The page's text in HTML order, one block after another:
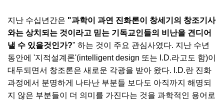
지난 수십년간은 "과학이 과연 진화론이 창세기의 창조기사
와는 상치되는 것이라고 믿는 기독교인들의 비난을 견디어
낼 수 있을것인가?" 하는 것이 주요 관심사였다. 지난 수년
동안에 '지적설계론'(intelligent design 또는 I.D.라고도 함)이
대두되면서 창조론은 새로운 각광을 받아 왔다. I.D.란 진화
과정에서 분명하게 나타난 부분들 보다도 아직까지 해명되
지 않은 부분들이 더 의미를 가진다는 것을 과학적인 용어로